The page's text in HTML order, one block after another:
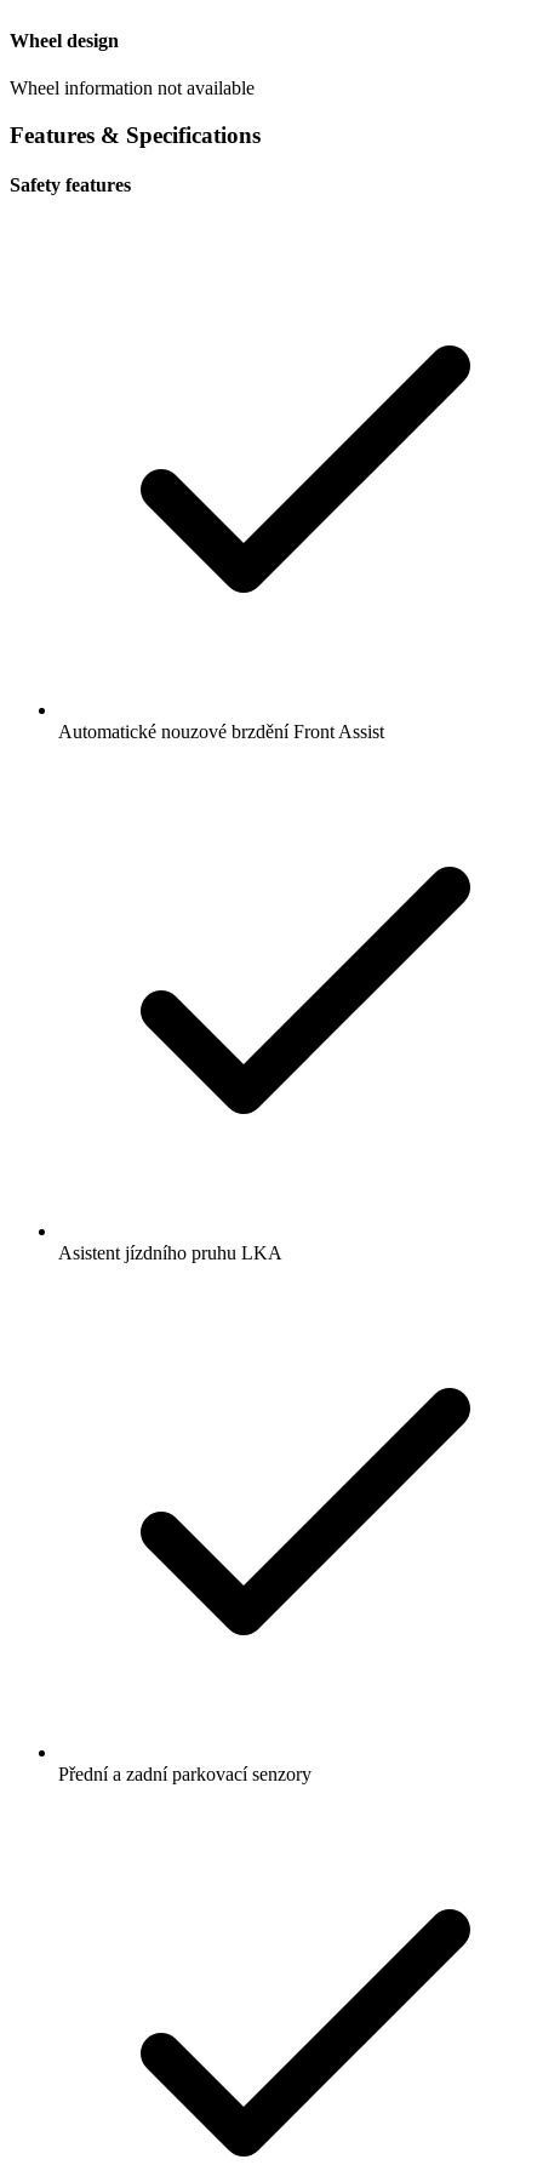
Wheel design
Wheel information not available
Features & Specifications
Safety features
Automatické nouzové brzdění Front Assist
Asistent jízdního pruhu LKA
Přední a zadní parkovací senzory